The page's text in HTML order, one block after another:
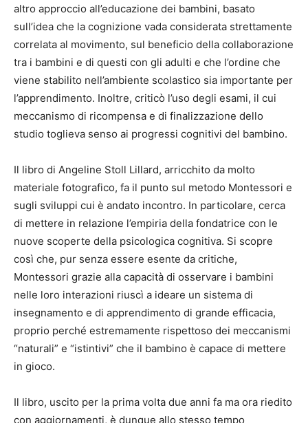
altro approccio all’educazione dei bambini, basato
sull’idea che la cognizione vada considerata strettamente
correlata al movimento, sul beneficio della collaborazione
tra i bambini e di questi con gli adulti e che l’ordine che
viene stabilito nell’ambiente scolastico sia importante per
l’apprendimento. Inoltre, criticò l’uso degli esami, il cui
meccanismo di ricompensa e di finalizzazione dello
studio toglieva senso ai progressi cognitivi del bambino.
Il libro di Angeline Stoll Lillard, arricchito da molto
materiale fotografico, fa il punto sul metodo Montessori e
sugli sviluppi cui è andato incontro. In particolare, cerca
di mettere in relazione l’empiria della fondatrice con le
nuove scoperte della psicologica cognitiva. Si scopre
così che, pur senza essere esente da critiche,
Montessori grazie alla capacità di osservare i bambini
nelle loro interazioni riuscì a ideare un sistema di
insegnamento e di apprendimento di grande efficacia,
proprio perché estremamente rispettoso dei meccanismi
“naturali” e “istintivi” che il bambino è capace di mettere
in gioco.
Il libro, uscito per la prima volta due anni fa ma ora riedito
con aggiornamenti, è dunque allo stesso tempo